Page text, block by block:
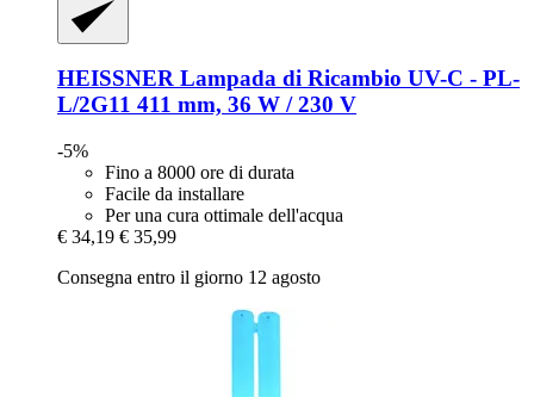
HEISSNER Lampada di Ricambio UV-​C -​ PL-​
L/2G11 411 mm, 36 W / 230 V
-5%
Fino a 8000 ore di durata
Facile da installare
Per una cura ottimale dell'acqua
€ 34,19 € 35,99
Consegna entro il giorno 12 agosto